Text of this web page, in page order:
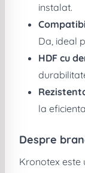
instalat.
Da, ideal
HDF cu
la
Despre
Kronotex este